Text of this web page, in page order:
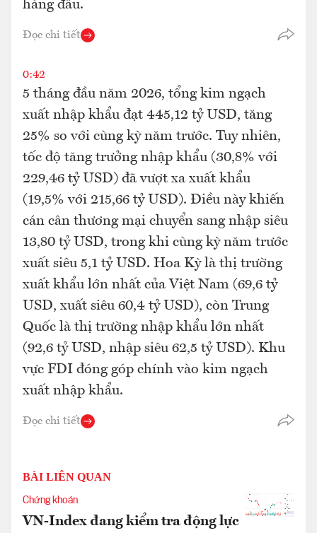
hàng đầu.
Đọc chi tiết
0:42
5 tháng đầu năm 2026, tổng kim ngạch
xuất nhập khẩu đạt 445,12 tỷ USD, tăng
25% so với cùng kỳ năm trước. Tuy nhiên,
tốc độ tăng trưởng nhập khẩu (30,8% với
229,46 tỷ USD) đã vượt xa xuất khẩu
(19,5% với 215,66 tỷ USD). Điều này khiến
cán cân thương mại chuyển sang nhập siêu
13,80 tỷ USD, trong khi cùng kỳ năm trước
xuất siêu 5,1 tỷ USD. Hoa Kỳ là thị trường
xuất khẩu lớn nhất của Việt Nam (69,6 tỷ
USD, xuất siêu 60,4 tỷ USD), còn Trung
Quốc là thị trường nhập khẩu lớn nhất
(92,6 tỷ USD, nhập siêu 62,5 tỷ USD). Khu
vực FDI đóng góp chính vào kim ngạch
xuất nhập khẩu.
Đọc chi tiết
BÀI LIÊN QUAN
Chứng khoán
VN-Index đang kiểm tra động lực